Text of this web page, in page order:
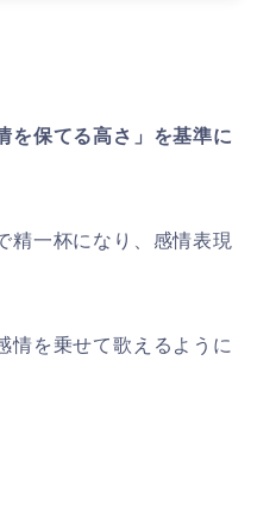
を保てる高さ」を基準に
精一杯になり、感情表現
情を乗せて歌えるように